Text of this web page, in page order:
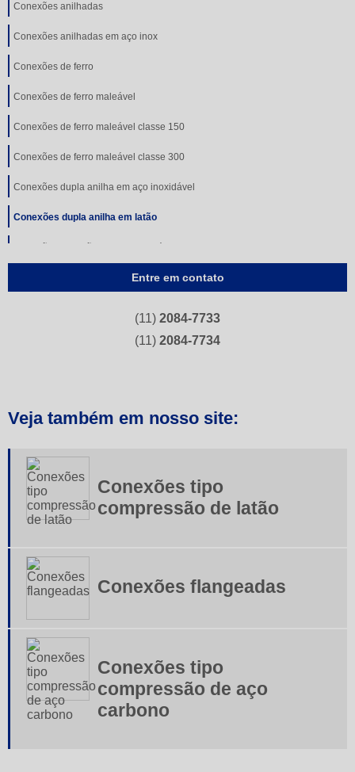
Conexões anilhadas
Conexões anilhadas em aço inox
Conexões de ferro
Conexões de ferro maleável
Conexões de ferro maleável classe 150
Conexões de ferro maleável classe 300
Conexões dupla anilha em aço inoxidável
Conexões dupla anilha em latão
Conexões tipo compressão de latão
Conexões tubulares
Conexões tubulares aço carbono
Curvas de inox
Tubo flexivel em aço inox
Tubos de aço inoxidável
Valvula agulha inox
Valvula borboleta tipo wafer
Entre em contato
(11) 2084-7733
(11) 2084-7734
Veja também em nosso site:
Conexões tipo
compressão de latão
Conexões flangeadas
Conexões tipo
compressão de aço
carbono